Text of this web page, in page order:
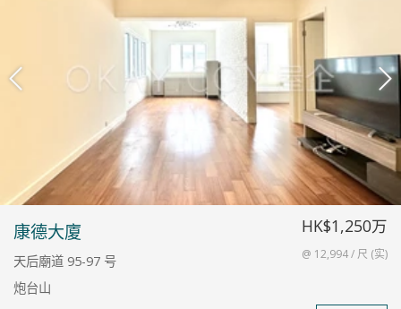
康德大廈
天后廟道 95-97 号
炮台山
HK$1,250万
@ 12,994 / 尺 (实)